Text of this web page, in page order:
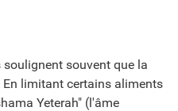
souvent que la
En limitant certains aliments
Yeterah" (l'âme